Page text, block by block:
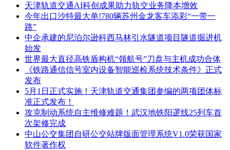
天津轨道交通AI科创成果助力轨交业务降本增效
今年出口沙特最大单!780辆苏州金龙客车添彩“一带一
路”
中企承建的尼泊尔逊科西马林引水隧道项目隧道掘进机
始发
世界最大直径高铁盾构机“领航号”刀盘与主机成功合体
《铁路通信信号室内设备智能巡检系统技术条件》正式
发布
5月1日正式实施！天津轨道交通集团参编的两项团体标
准正式发布！
攻克制动系统自主维修难题！武汉地铁阳逻线25列车首
次架修完成
中山公交集团自研公交站牌版面管理系统V1.0荣获国家
软件著作权​